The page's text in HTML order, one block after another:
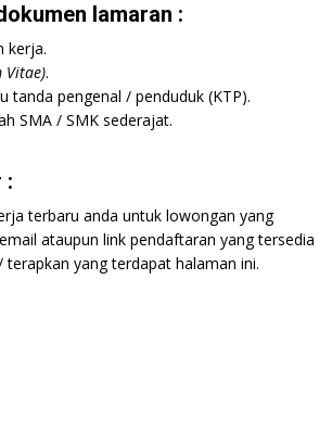
lamaran :
kerja.
Vitae).
tanda pengenal / penduduk (KTP).
SMA / SMK sederajat.
:
terbaru anda untuk lowongan yang
ataupun link pendaftaran yang tersedia
yang terdapat halaman ini.